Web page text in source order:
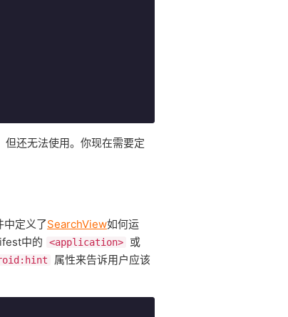
还无法使用。你现在需要定
中定义了SearchView如何运
中的 <application> 或
属性来告诉用户应该